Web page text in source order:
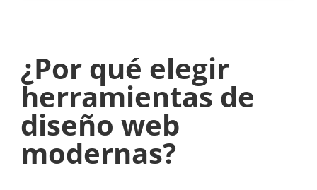
¿Por qué elegir
herramientas de
diseño web
modernas?